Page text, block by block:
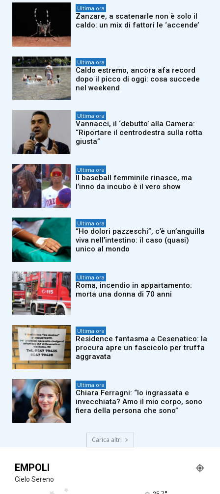
Ultima ora
Zanzare, a scatenarle non è solo il
caldo: un mix di fattori le ‘accende’
Ultima ora
Caldo estremo, ancora afa record
dopo il picco di oggi: cosa succede
nel weekend
Ultima ora
Vannacci, il ‘debutto’ alla Camera:
“Riportare il centrodestra sulla rotta
giusta”
Ultima ora
Il baseball femminile rinasce, ma
l’inno da incubo è il vero show
Ultima ora
“Ho dolori pazzeschi”, c’è un’anguilla
viva nell’intestino: il caso (quasi)
unico al mondo
Ultima ora
Roma, incendio in appartamento:
morta una donna di 70 anni
Ultima ora
Residence fantasma a Cesenatico: la
procura apre un fascicolo per truffa
aggravata
Ultima ora
Chiara Ferragni: “Io ingrassata e
invecchiata? Amo il mio corpo, sono
fiera della persona che sono”
Carica altri
EMPOLI
Cielo Sereno